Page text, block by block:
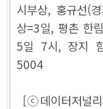
시부상, 홍규선(
상=3일, 평촌 한
5일 7시, 장지
5004
[ⓒ데이터저널